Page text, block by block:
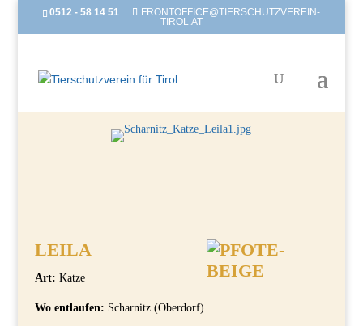
0512 - 58 14 51
FRONTOFFICE@TIERSCHUTZVEREIN-
TIROL.AT
LEILA
Art: Katze
Wo entlaufen: Scharnitz (Oberdorf)